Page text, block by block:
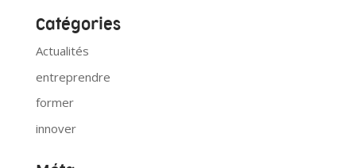
Catégories
Actualités
entreprendre
former
innover